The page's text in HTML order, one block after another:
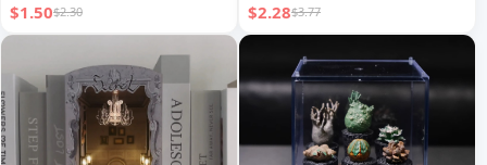
$1.50$2.30 $2.28$3.77